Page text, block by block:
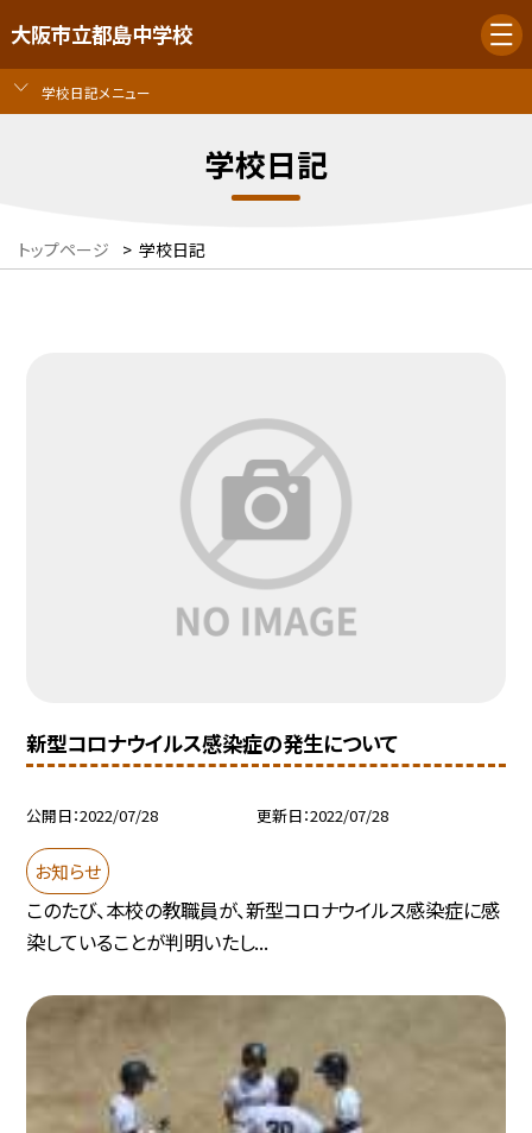
大阪市立都島中学校
学校日記メニュー
学校日記
トップページ > 学校日記
新型コロナウイルス感染症の発生について
公開日 2022/07/28 更新日 2022/07/28
お知らせ
このたび、本校の教職員が、新型コロナウイルス感染症に感
染していることが判明いたし...